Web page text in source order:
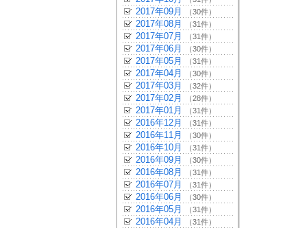
2017年09月 （30件）
2017年08月 （31件）
2017年07月 （31件）
2017年06月 （30件）
2017年05月 （31件）
2017年04月 （30件）
2017年03月 （32件）
2017年02月 （28件）
2017年01月 （31件）
2016年12月 （31件）
2016年11月 （30件）
2016年10月 （31件）
2016年09月 （30件）
2016年08月 （31件）
2016年07月 （31件）
2016年06月 （30件）
2016年05月 （31件）
2016年04月 （31件）